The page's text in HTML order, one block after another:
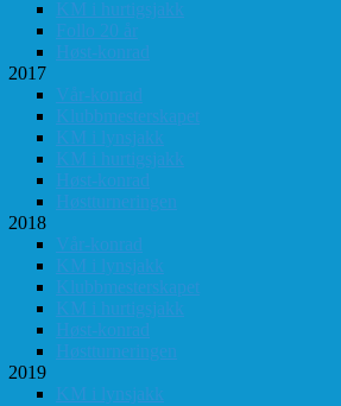
KM i hurtigsjakk
Follo 20 år
Høst-konrad
2017
Vår-konrad
Klubbmesterskapet
KM i lynsjakk
KM i hurtigsjakk
Høst-konrad
Høstturneringen
2018
Vår-konrad
KM i lynsjakk
Klubbmesterskapet
KM i hurtigsjakk
Høst-konrad
Høstturneringen
2019
KM i lynsjakk